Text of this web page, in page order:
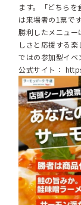
ます。「どちら
は来場者の1票です
勝利したメニュー
しさと応援する
ではの参加型イベ
公式サイト：